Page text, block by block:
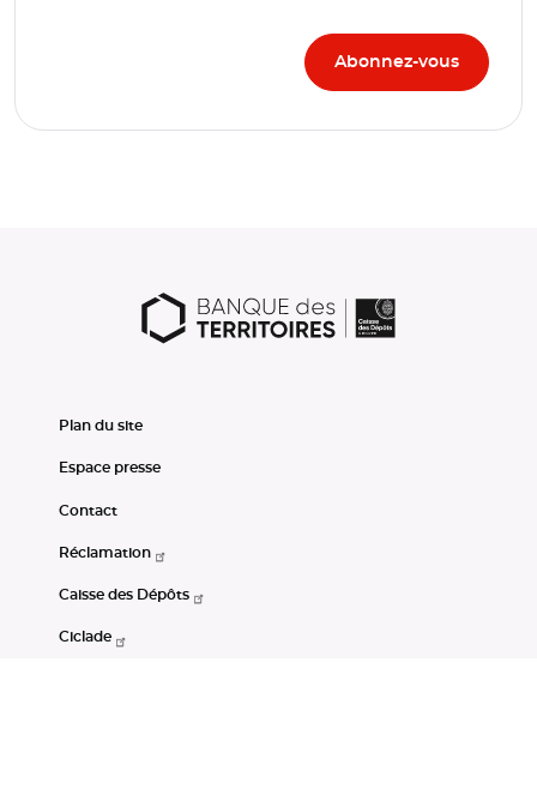
Plan du site
Espace presse
Contact
Réclamation
Caisse des Dépôts
Ciclade